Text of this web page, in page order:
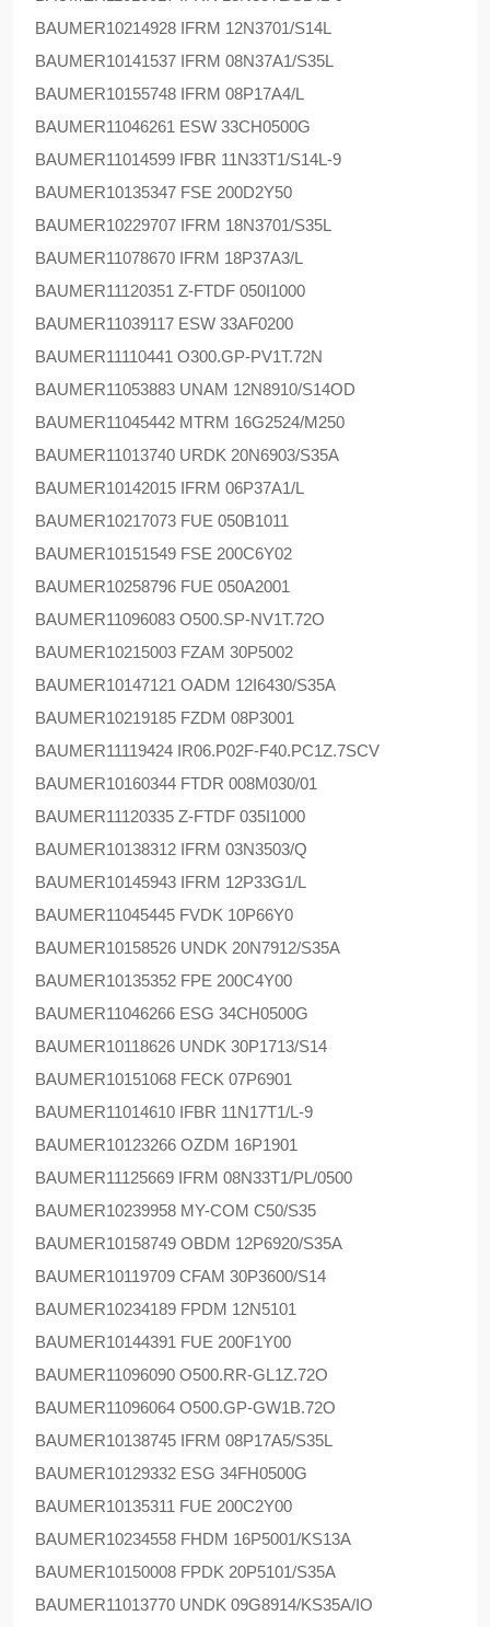
BAUMER10214928 IFRM 12N3701/S14L
BAUMER10141537 IFRM 08N37A1/S35L
BAUMER10155748 IFRM 08P17A4/L
BAUMER11046261 ESW 33CH0500G
BAUMER11014599 IFBR 11N33T1/S14L-9
BAUMER10135347 FSE 200D2Y50
BAUMER10229707 IFRM 18N3701/S35L
BAUMER11078670 IFRM 18P37A3/L
BAUMER11120351 Z-FTDF 050I1000
BAUMER11039117 ESW 33AF0200
BAUMER11110441 O300.GP-PV1T.72N
BAUMER11053883 UNAM 12N8910/S14OD
BAUMER11045442 MTRM 16G2524/M250
BAUMER11013740 URDK 20N6903/S35A
BAUMER10142015 IFRM 06P37A1/L
BAUMER10217073 FUE 050B1011
BAUMER10151549 FSE 200C6Y02
BAUMER10258796 FUE 050A2001
BAUMER11096083 O500.SP-NV1T.72O
BAUMER10215003 FZAM 30P5002
BAUMER10147121 OADM 12I6430/S35A
BAUMER10219185 FZDM 08P3001
BAUMER11119424 IR06.P02F-F40.PC1Z.7SCV
BAUMER10160344 FTDR 008M030/01
BAUMER11120335 Z-FTDF 035I1000
BAUMER10138312 IFRM 03N3503/Q
BAUMER10145943 IFRM 12P33G1/L
BAUMER11045445 FVDK 10P66Y0
BAUMER10158526 UNDK 20N7912/S35A
BAUMER10135352 FPE 200C4Y00
BAUMER11046266 ESG 34CH0500G
BAUMER10118626 UNDK 30P1713/S14
BAUMER10151068 FECK 07P6901
BAUMER11014610 IFBR 11N17T1/L-9
BAUMER10123266 OZDM 16P1901
BAUMER11125669 IFRM 08N33T1/PL/0500
BAUMER10239958 MY-COM C50/S35
BAUMER10158749 OBDM 12P6920/S35A
BAUMER10119709 CFAM 30P3600/S14
BAUMER10234189 FPDM 12N5101
BAUMER10144391 FUE 200F1Y00
BAUMER11096090 O500.RR-GL1Z.72O
BAUMER11096064 O500.GP-GW1B.72O
BAUMER10138745 IFRM 08P17A5/S35L
BAUMER10129332 ESG 34FH0500G
BAUMER10135311 FUE 200C2Y00
BAUMER10234558 FHDM 16P5001/KS13A
BAUMER10150008 FPDK 20P5101/S35A
BAUMER11013770 UNDK 09G8914/KS35A/IO